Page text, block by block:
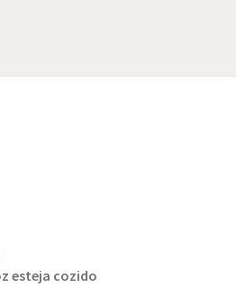
esteja cozido